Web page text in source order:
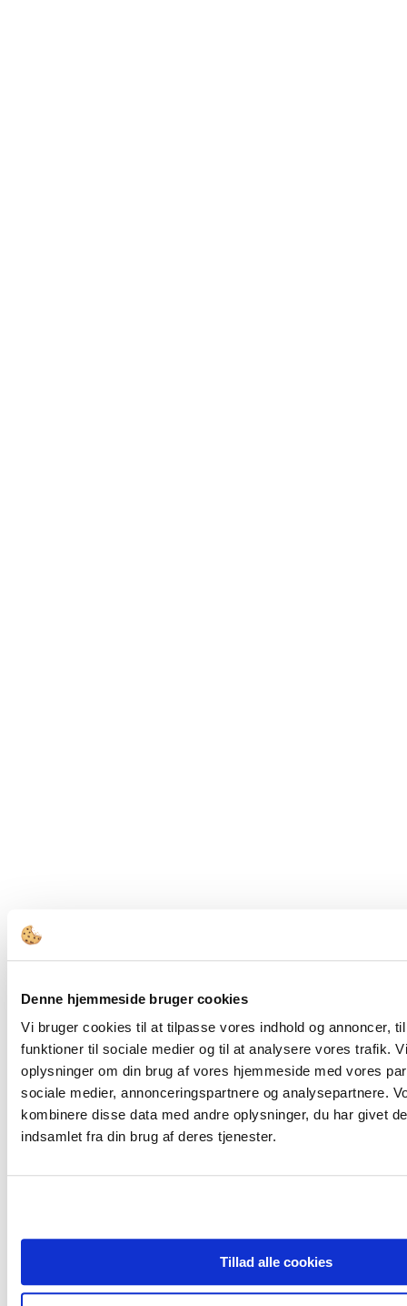
Denne hjemmeside bruger cookies
Vi bruger cookies til at tilpasse vores indhold og annoncer,
funktioner til sociale medier og til at analysere vores trafik.
oplysninger om din brug af vores hjemmeside med vores
sociale medier, annonceringspartnere og analysepartnere.
kombinere disse data med andre oplysninger, du har givet
indsamlet fra din brug af deres tjenester.
Tillad alle cookies
FORSIDE
Bestyrelsesopgaver
Governance
Bestyrelsesledelse
Bestyrelsessammensætning
Den Offentlige Styringskæde
Diversitet
Ejerskab
Compliance & Kodeks
Cases